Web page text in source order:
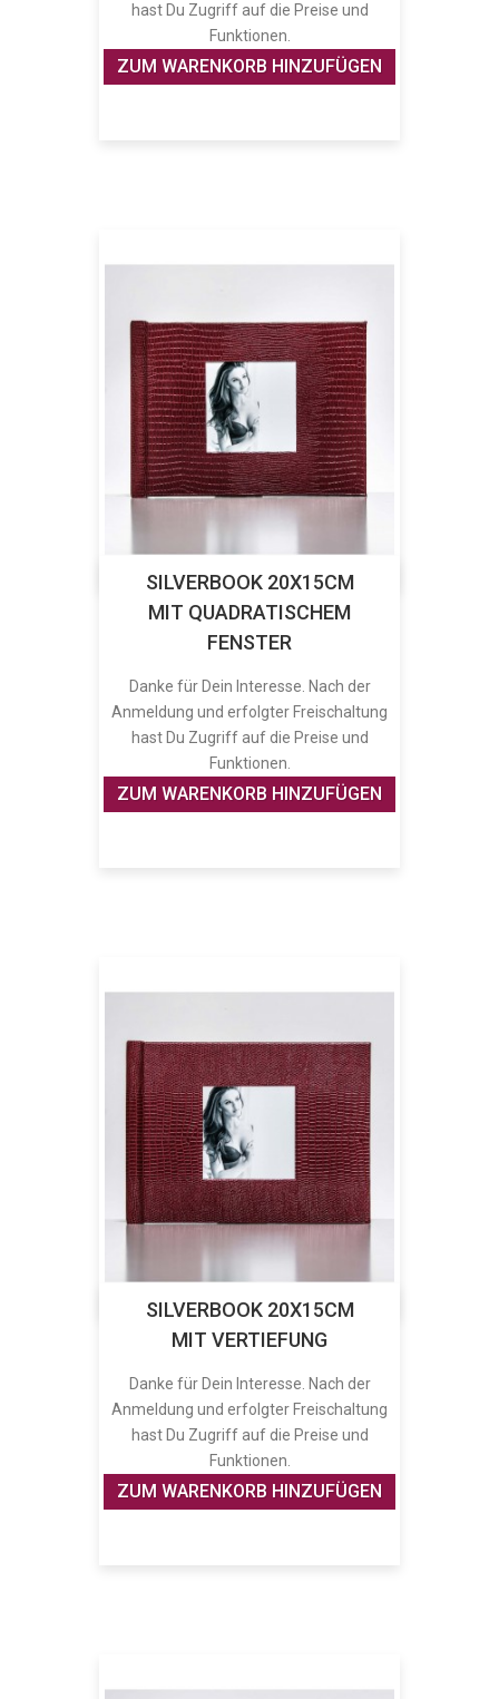
hast Du Zugriff auf die Preise und
Funktionen.
ZUM WARENKORB HINZUFÜGEN
SILVERBOOK 20X15CM
MIT QUADRATISCHEM
FENSTER
Danke für Dein Interesse. Nach der
Anmeldung und erfolgter Freischaltung
hast Du Zugriff auf die Preise und
Funktionen.
ZUM WARENKORB HINZUFÜGEN
SILVERBOOK 20X15CM
MIT VERTIEFUNG
Danke für Dein Interesse. Nach der
Anmeldung und erfolgter Freischaltung
hast Du Zugriff auf die Preise und
Funktionen.
ZUM WARENKORB HINZUFÜGEN